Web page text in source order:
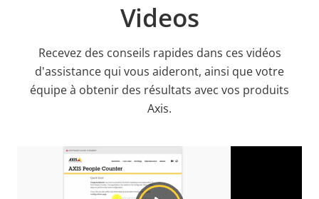
Videos
Recevez des conseils rapides dans ces vidéos
d'assistance qui vous aideront, ainsi que votre
équipe à obtenir des résultats avec vos produits
Axis.